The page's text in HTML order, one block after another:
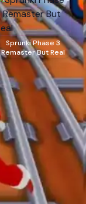
Sprunki Phase 3
Remaster But Real